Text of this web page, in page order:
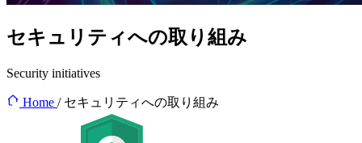
セキュリティへの取り組み
Security initiatives
Home / セキュリティへの取り組み